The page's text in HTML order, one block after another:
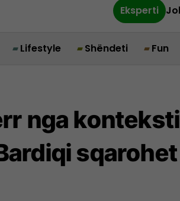
Eksperti
Lifestyle Shëndeti Fun
nga